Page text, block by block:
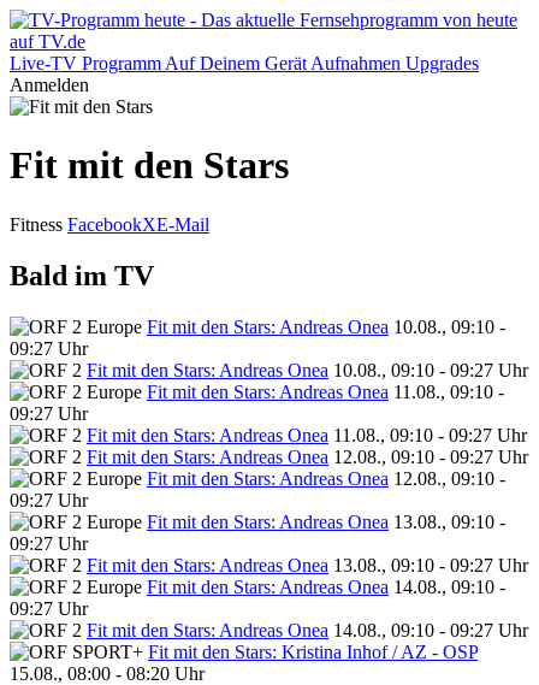
Live-TV Programm Auf Deinem Gerät Aufnahmen Upgrades
Anmelden
Fit mit den Stars
Fitness FacebookXE-Mail
Bald im TV
Fit mit den Stars: Andreas Onea 10.08., 09:10 -
09:27 Uhr
Fit mit den Stars: Andreas Onea 10.08., 09:10 - 09:27 Uhr
Fit mit den Stars: Andreas Onea 11.08., 09:10 -
09:27 Uhr
Fit mit den Stars: Andreas Onea 11.08., 09:10 - 09:27 Uhr
Fit mit den Stars: Andreas Onea 12.08., 09:10 - 09:27 Uhr
Fit mit den Stars: Andreas Onea 12.08., 09:10 -
09:27 Uhr
Fit mit den Stars: Andreas Onea 13.08., 09:10 -
09:27 Uhr
Fit mit den Stars: Andreas Onea 13.08., 09:10 - 09:27 Uhr
Fit mit den Stars: Andreas Onea 14.08., 09:10 -
09:27 Uhr
Fit mit den Stars: Andreas Onea 14.08., 09:10 - 09:27 Uhr
Fit mit den Stars: Kristina Inhof / AZ - OSP
15.08., 08:00 - 08:20 Uhr